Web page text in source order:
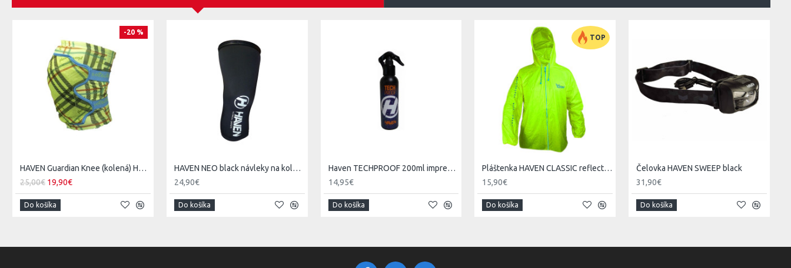
-20 %
HAVEN Guardian Knee (kolená) Happy
25,00€ 19,90€
Do košíka
HAVEN NEO black návleky na kolena
24,90€
Do košíka
Haven TECHPROOF 200ml impregnácia
14,95€
Do košíka
TOP
Pláštenka HAVEN CLASSIC reflective
15,90€
Do košíka
Čelovka HAVEN SWEEP black
31,90€
Do košíka